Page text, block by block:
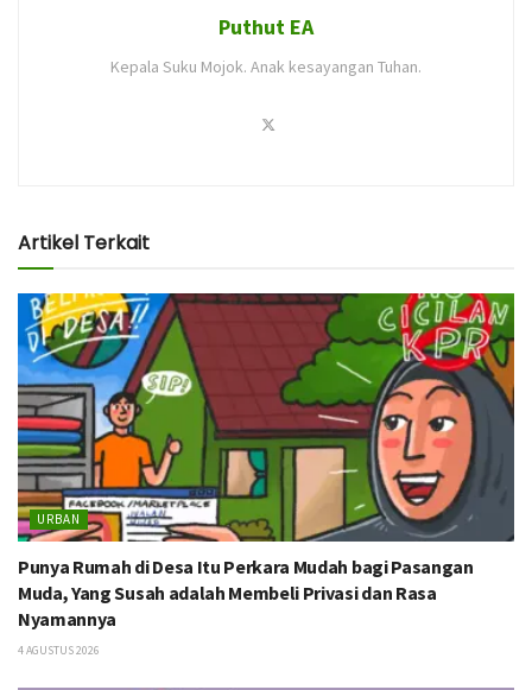
Puthut EA
Kepala Suku Mojok. Anak kesayangan Tuhan.
Artikel Terkait
URBAN
Punya Rumah di Desa Itu Perkara Mudah bagi Pasangan
Muda, Yang Susah adalah Membeli Privasi dan Rasa
Nyamannya
4 AGUSTUS 2026